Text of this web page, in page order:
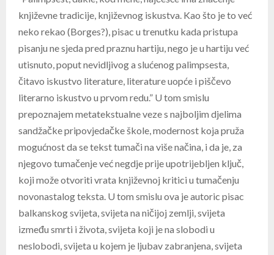
književne tradicije, književnog iskustva. Kao što je to već
neko rekao (Borges?), pisac u trenutku kada pristupa
pisanju ne sjeda pred praznu hartiju, nego je u hartiju već
utisnuto, poput nevidljivog a slućenog palimpsesta,
čitavo iskustvo literature, literature uopće i piščevo
literarno iskustvo u prvom redu.” U tom smislu
prepoznajem metatekstualne veze s najboljim djelima
sandžačke pripovjedačke škole, modernost koja pruža
mogućnost da se tekst tumači na više načina, i da je, za
njegovo tumačenje već negdje prije upotrijebljen ključ,
koji može otvoriti vrata književnoj kritici u tumačenju
novonastalog teksta. U tom smislu ova je autoric pisac
balkanskog svijeta, svijeta na ničijoj zemlji, svijeta
između smrti i života, svijeta koji je na slobodi u
neslobodi, svijeta u kojem je ljubav zabranjena, svijeta